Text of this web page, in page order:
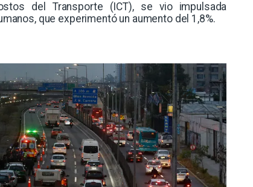
del Transporte (ICT), se vio impulsada
que experimentó un aumento del 1,8%.